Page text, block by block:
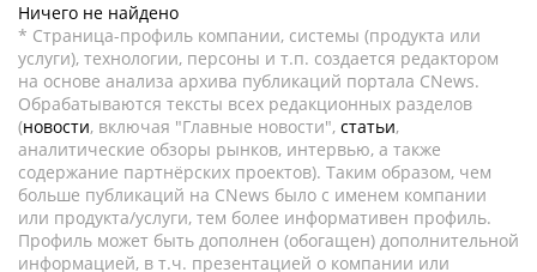
Ничего не найдено
* Страница-профиль компании, системы (продукта или
услуги), технологии, персоны и т.п. создается редактором
на основе анализа архива публикаций портала CNews.
Обрабатываются тексты всех редакционных разделов
(новости, включая "Главные новости", статьи,
аналитические обзоры рынков, интервью, а также
содержание партнёрских проектов). Таким образом, чем
больше публикаций на CNews было с именем компании
или продукта/услуги, тем более информативен профиль.
Профиль может быть дополнен (обогащен) дополнительной
информацией, в т.ч. презентацией о компании или